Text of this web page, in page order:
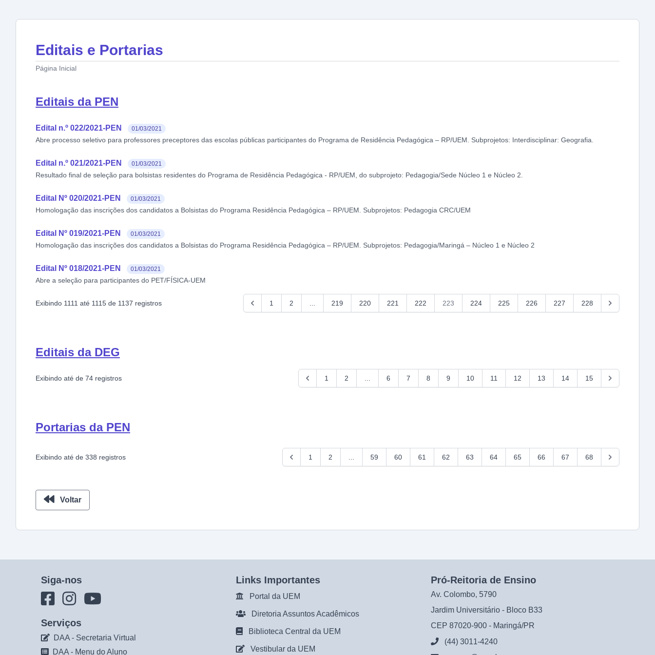
Editais e Portarias
Página Inicial
Editais da PEN
Edital n.º 022/2021-PEN 01/03/2021
Abre processo seletivo para professores preceptores das escolas públicas participantes do Programa de Residência Pedagógica – RP/UEM. Subprojetos: Interdisciplinar: Geografia.
Edital n.º 021/2021-PEN 01/03/2021
Resultado final de seleção para bolsistas residentes do Programa de Residência Pedagógica - RP/UEM, do subprojeto: Pedagogia/Sede Núcleo 1 e Núcleo 2.
Edital Nº 020/2021-PEN 01/03/2021
Homologação das inscrições dos candidatos a Bolsistas do Programa Residência Pedagógica – RP/UEM. Subprojetos: Pedagogia CRC/UEM
Edital Nº 019/2021-PEN 01/03/2021
Homologação das inscrições dos candidatos a Bolsistas do Programa Residência Pedagógica – RP/UEM. Subprojetos: Pedagogia/Maringá – Núcleo 1 e Núcleo 2
Edital Nº 018/2021-PEN 01/03/2021
Abre a seleção para participantes do PET/FÍSICA-UEM
Exibindo 1111 até 1115 de 1137 registros 1 2 219 220 221 222 223 224 225 226 227 228
Editais da DEG
Exibindo até de 74 registros 1 2 6 7 8 9 10 11 12 13 14 15
Portarias da PEN
Exibindo até de 338 registros 1 2 59 60 61 62 63 64 65 66 67 68
Voltar
Siga-nos
Serviços
DAA - Secretaria Virtual
DAA - Menu do Aluno
Links Importantes
Portal da UEM
Diretoria Assuntos Acadêmicos
Biblioteca Central da UEM
Vestibular da UEM
Pró-Reitoria de Ensino
Av. Colombo, 5790
Jardim Universitário - Bloco B33
CEP 87020-900 - Maringá/PR
(44) 3011-4240